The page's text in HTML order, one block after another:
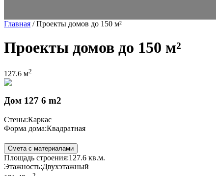
Главная /Проекты домов до 150 м²
Проекты домов до 150 м²
127.6 м2
Дом 127 6 m2
Стены:Каркас
Форма дома:Квадратная
Смета с материалами
Площадь строения:127.6 кв.м.
Этажность:Двухэтажный